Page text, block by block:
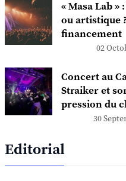
« Masa Lab
ou artistique
financement
02
Concert au
Straiker et
pression du
30
Editorial